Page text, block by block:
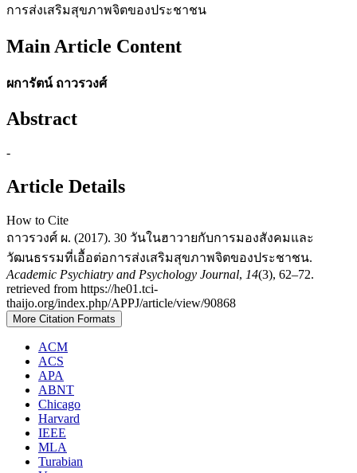
การส่งเสริมสุขภาพจิตของประชาชน
Main Article Content
ผการัตน์ ถาวรวงศ์
Abstract
-
Article Details
How to Cite
ถาวรวงศ์ ผ. (2017). 30 วันในฮาวายกับการมองสังคมและ
วัฒนธรรมที่เอื้อต่อการส่งเสริมสุขภาพจิตของประชาชน.
Academic Psychiatry and Psychology Journal, 14(3), 62–72.
retrieved from https://he01.tci-
thaijo.org/index.php/APPJ/article/view/90868
More Citation Formats
ACM
ACS
APA
ABNT
Chicago
Harvard
IEEE
MLA
Turabian